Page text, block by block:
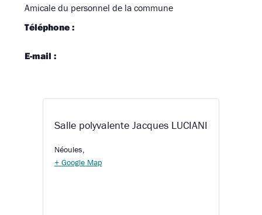
Amicale du personnel de la commune
Téléphone :
E-mail :
Salle polyvalente Jacques LUCIANI
Néoules,
+ Google Map